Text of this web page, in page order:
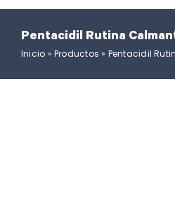
Pentacidil Rutina
Inicio »Productos » Pentacidil